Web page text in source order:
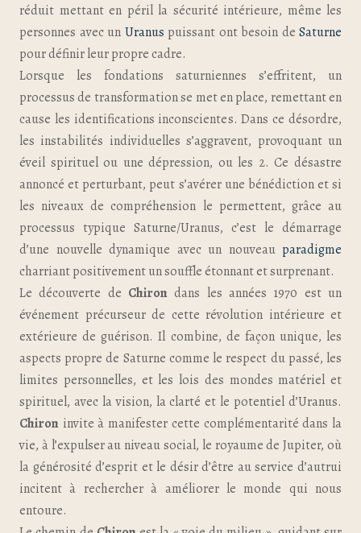
réduit mettant en péril la sécurité intérieure, même les
personnes avec un Uranus puissant ont besoin de Saturne
pour définir leur propre cadre.
Lorsque les fondations saturniennes s’effritent, un
processus de transformation se met en place, remettant en
cause les identifications inconscientes. Dans ce désordre,
les instabilités individuelles s’aggravent, provoquant un
éveil spirituel ou une dépression, ou les 2. Ce désastre
annoncé et perturbant, peut s’avérer une bénédiction et si
les niveaux de compréhension le permettent, grâce au
processus typique Saturne/Uranus, c’est le démarrage
d’une nouvelle dynamique avec un nouveau paradigme
charriant positivement un souffle étonnant et surprenant.
Le découverte de Chiron dans les années 1970 est un
événement précurseur de cette révolution intérieure et
extérieure de guérison. Il combine, de façon unique, les
aspects propre de Saturne comme le respect du passé, les
limites personnelles, et les lois des mondes matériel et
spirituel, avec la vision, la clarté et le potentiel d’Uranus.
Chiron invite à manifester cette complémentarité dans la
vie, à l’expulser au niveau social, le royaume de Jupiter, où
la générosité d’esprit et le désir d’être au service d’autrui
incitent à rechercher à améliorer le monde qui nous
entoure.